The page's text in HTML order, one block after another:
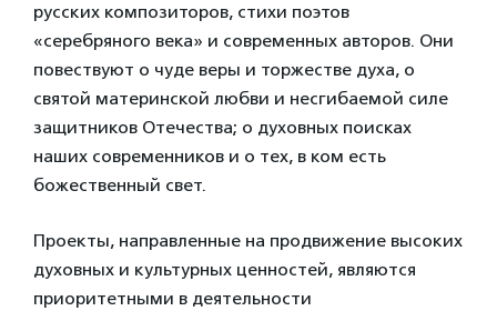
русских композиторов, стихи поэтов
«серебряного века» и современных авторов. Они
повествуют о чуде веры и торжестве духа, о
святой материнской любви и несгибаемой силе
защитников Отечества; о духовных поисках
наших современников и о тех, в ком есть
божественный свет.
Проекты, направленные на продвижение высоких
духовных и культурных ценностей, являются
приоритетными в деятельности